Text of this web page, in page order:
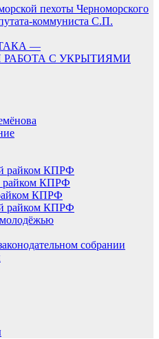
пехоты Черноморского
коммуниста С.П.
—
С УКРЫТИЯМИ
райком КПРФ
райком КПРФ
КПРФ
райком КПРФ
собрании